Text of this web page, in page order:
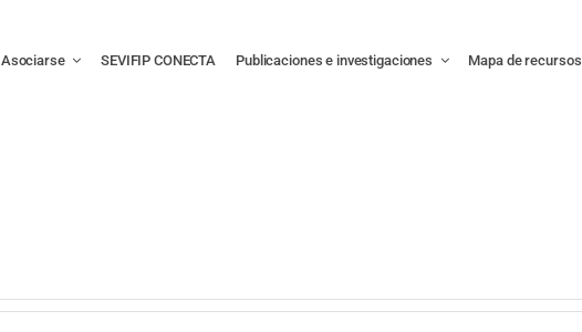
Asociarse SEVIFIP CONECTA Publicaciones e investigaciones Mapa de recursos